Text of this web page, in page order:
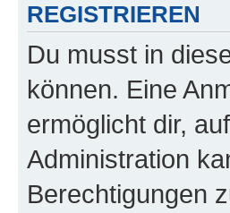
REGISTRIEREN
Du musst in
können. Eine
ermöglicht dir,
Administration
Berechtigungen